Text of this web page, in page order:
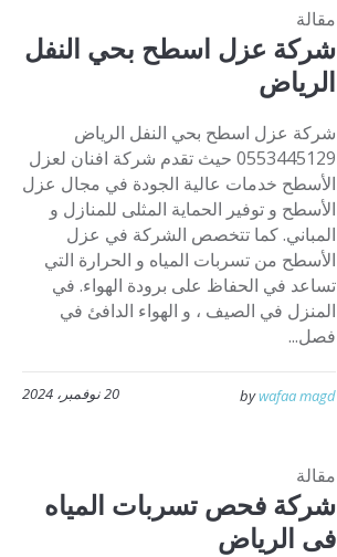
مقالة
شركة عزل اسطح بحي النفل
الرياض
شركة عزل اسطح بحي النفل الرياض
0553445129 حيث تقدم شركة افنان لعزل
الأسطح خدمات عالية الجودة في مجال عزل
الأسطح و توفير الحماية المثلى للمنازل و
المباني. كما تتخصص الشركة في عزل
الأسطح من تسربات المياه و الحرارة التي
تساعد في الحفاظ على برودة الهواء. في
المنزل في الصيف ، و الهواء الدافئ في
فصل...
20 نوفمبر، 2024 bywafaa magd
مقالة
شركة فحص تسربات المياه
فى الرياض